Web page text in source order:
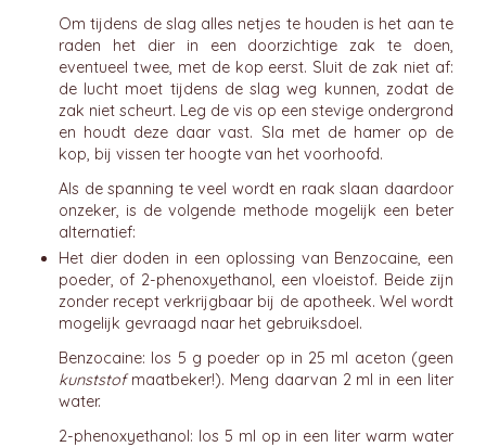
Om tijdens de slag alles netjes te houden is het aan te
raden het dier in een doorzichtige zak te doen,
eventueel twee, met de kop eerst. Sluit de zak niet af:
de lucht moet tijdens de slag weg kunnen, zodat de
zak niet scheurt. Leg de vis op een stevige ondergrond
en houdt deze daar vast. Sla met de hamer op de
kop, bij vissen ter hoogte van het voorhoofd.
Als de spanning te veel wordt en raak slaan daardoor
onzeker, is de volgende methode mogelijk een beter
alternatief:
Het dier doden in een oplossing van Benzocaine, een
poeder, of 2-phenoxyethanol, een vloeistof. Beide zijn
zonder recept verkrijgbaar bij de apotheek. Wel wordt
mogelijk gevraagd naar het gebruiksdoel.
Benzocaine: los 5 g poeder op in 25 ml aceton (geen
kunststofmaatbeker!). Meng daarvan 2 ml in een liter
water.
2-phenoxyethanol: los 5 ml op in een liter warm water